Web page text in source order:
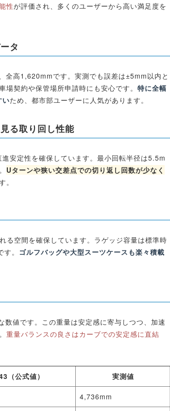
性が評価され、多くのユーザーから高い満足度を
タ
高1,620mmです。実測でも誤差は±5mm以内と
場契約や保管場所申請時にも安心です。特に全幅
いため、都市部ユーザーに人気があります。
る取り回し性能
安定性を確保しています。最小回転半径は5.5m
Uターンや狭い交差点での切り返し回数が少なく
。
空間を確保しています。ラゲッジ容量は標準時
。 ゴルフバッグや大型スーツケースも楽々積載
値です。この重量は安定感に寄与しつつ、加速
重量バランスの良さはカーブでの安定感に直結
（公式値） 実測値
4,736mm